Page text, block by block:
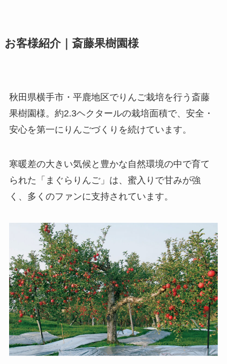
お客様紹介｜斎藤果樹園様
秋田県横手市・平鹿地区でりんご栽培を行う斎藤
果樹園様。約2.3ヘクタールの栽培面積で、安全・
安心を第一にりんごづくりを続けています。
寒暖差の大きい気候と豊かな自然環境の中で育て
られた「まぐらりんご」は、蜜入りで甘みが強
く、多くのファンに支持されています。